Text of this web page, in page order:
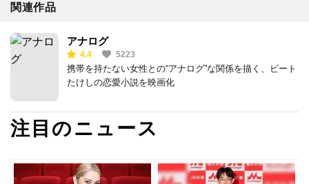
関連作品
アナログ
4.4 5223
携帯を持たない女性との“アナログ”な関係を描く、ビート
たけしの恋愛小説を映画化
注目のニュース